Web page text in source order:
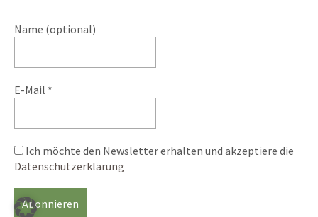
© 2026 Sprache Spiel Natur.Powered byWordPress
Theme: Weta von
Name (optional)
E-Mail *
Ich möchte den Newsletter erhalten und akzeptiere die
Datenschutzerklärung